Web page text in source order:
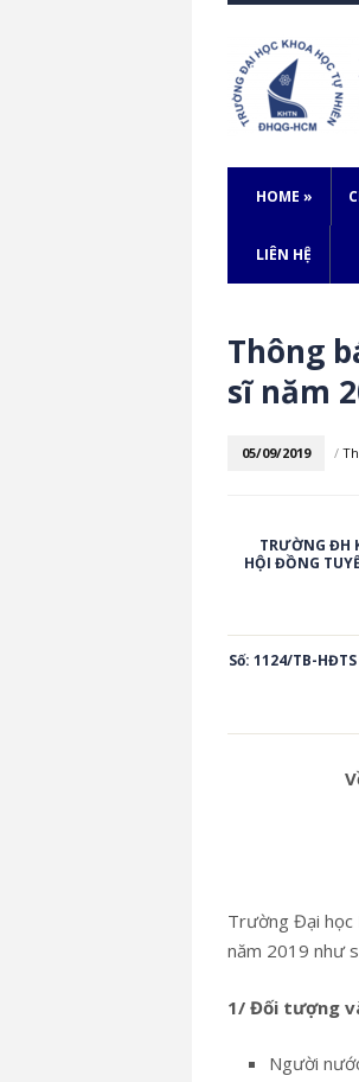
HOME »
LIÊN HỆ
Thông
sĩ năm
05/09/2019 /
TRƯỜNG ĐH
HỘI ĐỒNG
Số: 1124/TB-HĐTS
Trường Đại học
năm 2019 như
1/ Đối tượng
Người